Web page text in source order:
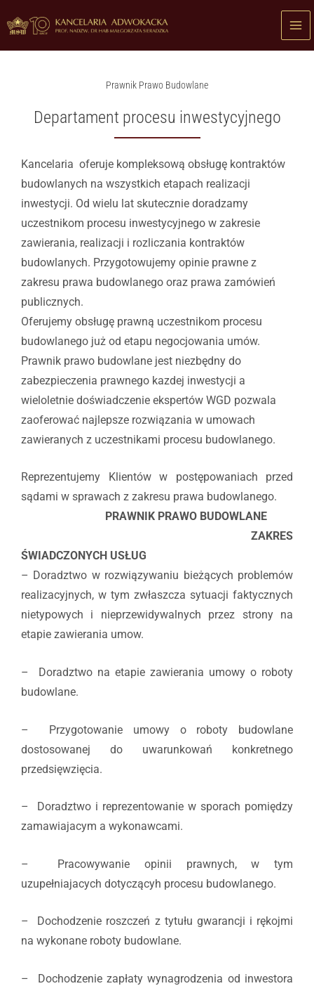
do
treści
Prawnik Prawo Budowlane
Departament procesu inwestycyjnego
Kancelaria oferuje kompleksową obsługę kontraktów
budowlanych na wszystkich etapach realizacji
inwestycji. Od wielu lat skutecznie doradzamy
uczestnikom procesu inwestycyjnego w zakresie
zawierania, realizacji i rozliczania kontraktów
budowlanych. Przygotowujemy opinie prawne z
zakresu prawa budowlanego oraz prawa zamówień
publicznych.
Oferujemy obsługę prawną uczestnikom procesu
budowlanego już od etapu negocjowania umów.
Prawnik prawo budowlane jest niezbędny do
zabezpieczenia prawnego kazdej inwestycji a
wieloletnie doświadczenie ekspertów WGD pozwala
zaoferować najlepsze rozwiązania w umowach
zawieranych z uczestnikami procesu budowlanego.
Reprezentujemy Klientów w postępowaniach przed
sądami w sprawach z zakresu prawa budowlanego.
PRAWNIK PRAWO BUDOWLANE
ZAKRES
ŚWIADCZONYCH USŁUG
– Doradztwo w rozwiązywaniu bieżących problemów
realizacyjnych, w tym zwłaszcza sytuacji faktycznych
nietypowych i nieprzewidywalnych przez strony na
etapie zawierania umow.
– Doradztwo na etapie zawierania umowy o roboty
budowlane.
– Przygotowanie umowy o roboty budowlane
dostosowanej do uwarunkowań konkretnego
przedsięwzięcia.
– Doradztwo i reprezentowanie w sporach pomiędzy
zamawiajacym a wykonawcami.
– Pracowywanie opinii prawnych, w tym
uzupełniajacych dotyczącyh procesu budowlanego.
– Dochodzenie roszczeń z tytułu gwarancji i rękojmi
na wykonane roboty budowlane.
– Dochodzenie zapłaty wynagrodzenia od inwestora